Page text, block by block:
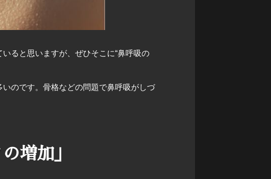
ると思いますが、ぜひそこに“鼻呼吸の
のです。骨格などの問題で鼻呼吸がしづ
増加」